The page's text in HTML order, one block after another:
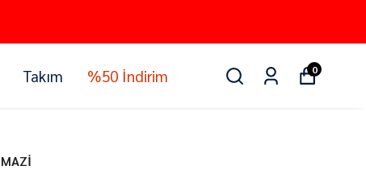
Takım %50 İndirim 0
MAZİ